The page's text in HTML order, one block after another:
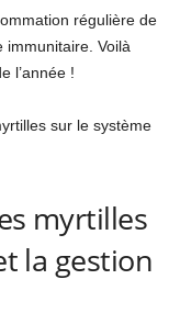
régulière de
immunitaire. Voilà
l’année !
sur le système
myrtilles
la gestion